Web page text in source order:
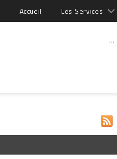
Accueil Les Services
...